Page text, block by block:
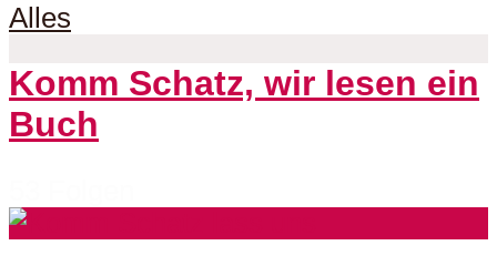
Alles
Komm Schatz, wir lesen ein
Buch